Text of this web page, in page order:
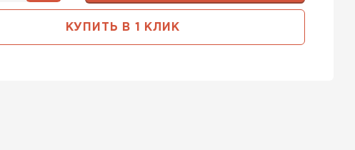
КУПИТЬ В 1 КЛИК